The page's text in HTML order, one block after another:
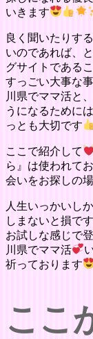
いきます
良く聞いたりす
いのであれば、
グサイトである
すっごい大事な
川県でママ活と
うになるためには
っとも大切です
ここで紹介して
ら』は使われて
会いをお探しの
人生いっかいし
しまないと損で
お試しな感じで
川県でママ活
祈っております
ここ